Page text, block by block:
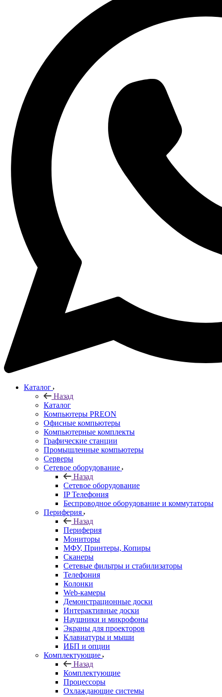
Каталог
Назад
Каталог
Компьютеры PREON
Офисные компьютеры
Компьютерные комплекты
Графические станции
Промышленные компьютеры
Серверы
Сетевое оборудование
Назад
Сетевое оборудование
IP Телефония
Беспроводное оборудование и коммутаторы
Периферия
Назад
Периферия
Мониторы
МФУ, Принтеры, Копиры
Сканеры
Сетевые фильтры и стабилизаторы
Телефония
Колонки
Web-камеры
Демонстрационные доски
Интерактивные доски
Наушники и микрофоны
Экраны для проекторов
Клавиатуры и мыши
ИБП и опции
Комплектующие
Назад
Комплектующие
Процессоры
Охлаждающие системы